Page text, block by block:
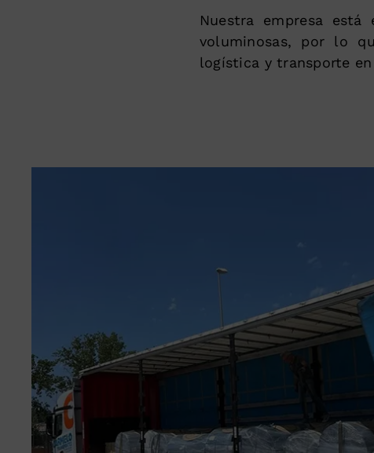
Nuestra empresa está
voluminosas, por lo
logística y transporte